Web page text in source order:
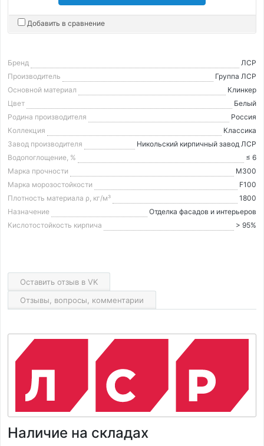
Добавить в сравнение
Бренд
ЛСР
Производитель
Группа ЛСР
Основной материал
Клинкер
Цвет
Белый
Родина производителя
Россия
Коллекция
Классика
Завод производителя
Никольский кирпичный завод ЛСР
Водопоглощение, %
≤ 6
Марка прочности
М300
Марка морозостойкости
F100
Плотность материала ρ, кг/м³
1800
Назначение
Отделка фасадов и интерьеров
Кислотостойкость кирпича
> 95%
Оставить отзыв в VK
Отзывы, вопросы, комментарии
Наличие на складах